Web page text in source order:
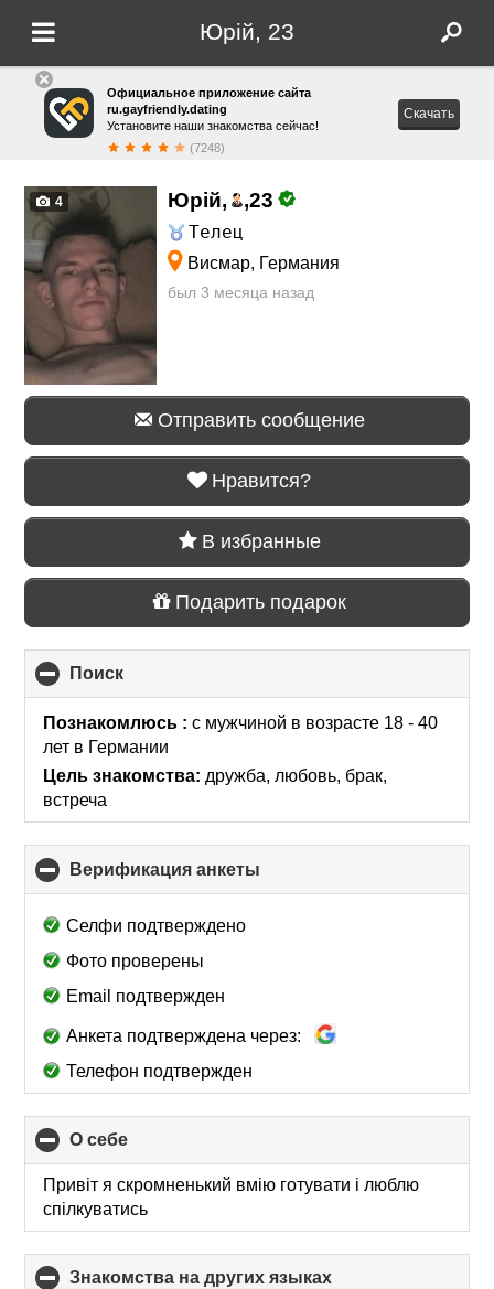
Юрій, 23
Официальное приложение сайта
ru.gayfriendly.dating
Установите наши знакомства сейчас!
(7248)
Скачать
4 Юрій, ,23
Телец
Висмар, Германия
был 3 месяца назад
Отправить сообщение
Нравится?
В избранные
Подарить подарок
Поиск
to
collapse
contents
Познакомлюсь :с мужчиной в возрасте 18 - 40
лет в Германии
Цель знакомства: дружба, любовь, брак,
встреча
Верификация анкеты
to
Селфи подтверждено
Фото проверены
Email подтвержден
Анкета подтверждена через:
Телефон подтвержден
О себе
to
collapse
contents
Привіт я скромненький вмію готувати і люблю
спілкуватись
Знакомства на других языках